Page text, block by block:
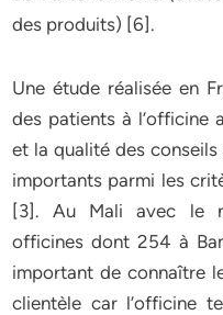
des produits) [6].
Une étude réalisée en
des patients à l’officine
et la qualité des
importants parmi les
[3]. Au Mali avec le
officines dont 254 à
important de connaître
clientèle car l’officine